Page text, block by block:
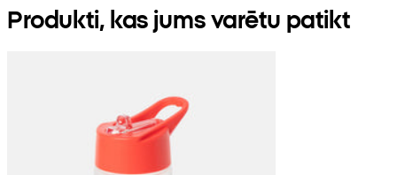
Produkti, kas jums varētu patikt